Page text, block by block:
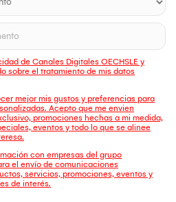
de Canales Digitales OECHSLE y
sobre el tratamiento de mis datos
mejor mis gustos y preferencias para
Acepto que me envien
promociones hechas a mi medida,
eventos y todo lo que se alinee
con empresas del grupo
el envío de comunicaciones
servicios, promociones, eventos y
de interés.